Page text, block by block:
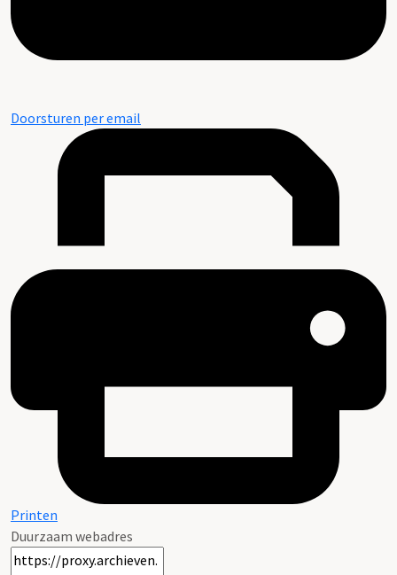
Doorsturen per email
Printen
Duurzaam webadres